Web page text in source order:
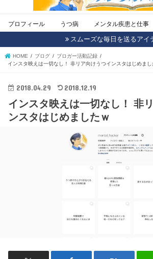
プロフィール うつ病 メンタル疾患と仕事
スムーズな毎日を送るアイ
HOME ブログ
ブロガー活動記録
インスタ映えは一切なし！ 非リア向けうつインスタはじめまし
2018.04.29 2018.12.19
インスタ映えは一切なし！ 非
ンスタはじめましたｗ